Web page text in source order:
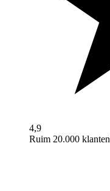
4,9
Ruim 20.000 klanten